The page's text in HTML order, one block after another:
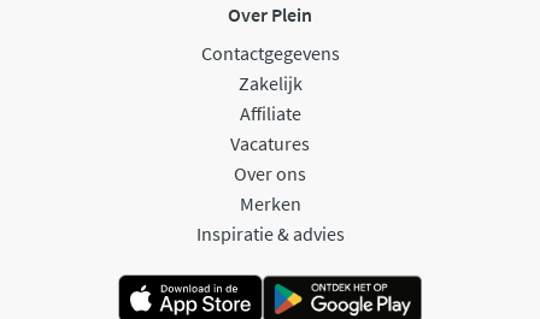
Over Plein
Contactgegevens
Zakelijk
Affiliate
Vacatures
Over ons
Merken
Inspiratie & advies